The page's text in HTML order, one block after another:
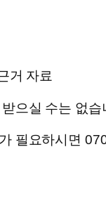
거 자료
으실 수는 없습
필요하시면